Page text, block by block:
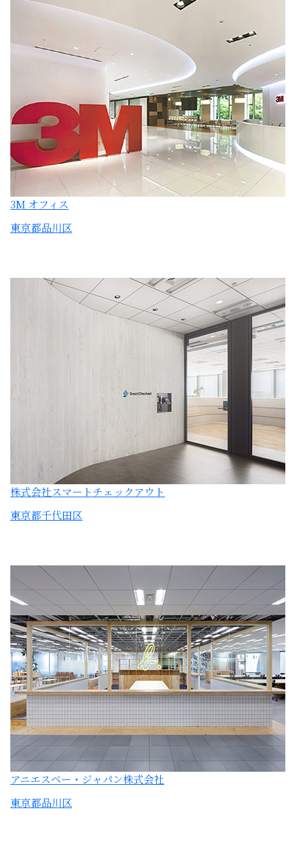
東京都品川区
アニエスベー・ジャパン株式会社
東京都品川区